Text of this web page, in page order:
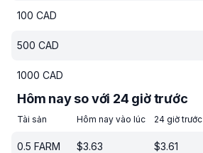
100 CAD
500 CAD
1000 CAD
Hôm nay so với 24 giờ trước
Tài sản Hôm nay vào lúc 24 giờ trước
0.5 FARM $3.63 $3.61